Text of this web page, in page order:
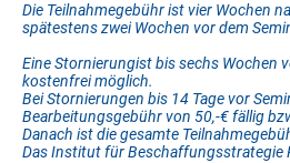
Die Teilnahmegebühr ist vier Wochen
spätestens zwei Wochen vor dem
Eine Stornierungist bis sechs Wochen
kostenfrei möglich.
Bei Stornierungen bis 14 Tage vor
Bearbeitungsgebühr von 50,-€ fällig
Danach ist die gesamte
Das Institut für Beschaffungsstrategie